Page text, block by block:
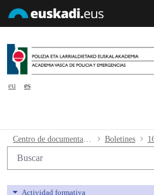
eu
es
165 ekaina-junio -
Boletines
Búsqueda web
Actividad formativa